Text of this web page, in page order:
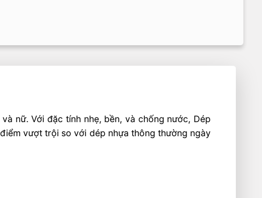
nữ. Với đặc tính nhẹ, bền, và chống nước, Dép
vượt trội so với dép nhựa thông thường ngày